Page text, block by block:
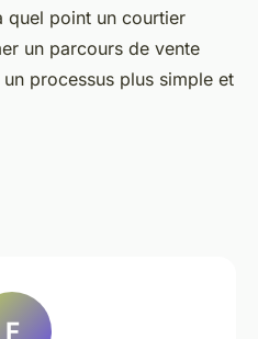
quel point un courtier
un parcours de vente
processus plus simple et
F